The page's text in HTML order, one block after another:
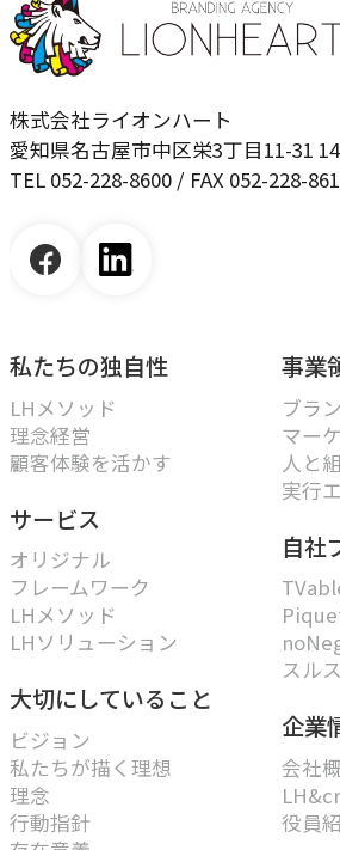
株式会社ライオンハート
愛知県名古屋市中区栄3丁目11-31
TEL 052-228-8600 / FAX 052-228-
私たちの独自性
LHメソッド
理念経営
顧客体験を活かす
サービス
オリジナル
フレームワーク
LHメソッド
LHソリューション
大切にしていること
ビジョン
私たちが描く理想
理念
行動指針
事業
ブラ
マー
人と
実行
自社
スル
企業
会社
役員